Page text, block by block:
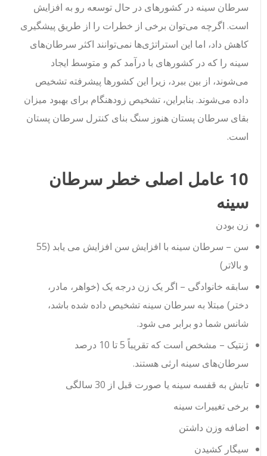
سرطان سینه در کشورهای در حال توسعه رو به افزایش
است.اگرچه می‌توان برخی از خطرات را از طریق پیشگیری
کاهش داد، اما این استراتژی‌ها نمی‌توانند اکثر سرطان‌های
سینه را که در کشورهای با درآمد کم و متوسط ​​ایجاد
می‌شوند، از بین ببرد، زیرا این کشورها پیشرفته تشخیص
داده می‌شوند. بنابراین، تشخیص زودهنگام برای بهبود میزان
بقای سرطان پستان هنوز سنگ بنای کنترل سرطان پستان
است.
10 عامل اصلی خطر سرطان
سینه
زن بودن
سن – سرطان سینه با افزایش سن افزایش می یابد (55
و بالاتر)
سابقه خانوادگی – اگر یک زن درجه یک (خواهر، مادر،
دختر) مبتلا به سرطان سینه تشخیص داده شده باشد،
شانس شما دو برابر می شود.
ژنتیک – مشخص است که تقریباً 5 تا 10 درصد
سرطان‌های سینه ارثی هستند.
تابش به قفسه سینه یا صورت قبل از 30 سالگی
برخی تغییرات سینه
اضافه وزن داشتن
سیگار کشیدن